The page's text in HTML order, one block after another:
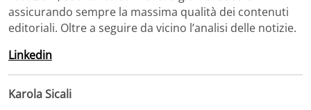
assicurando sempre la massima qualità dei contenuti
editoriali. Oltre a seguire da vicino l’analisi delle notizie.
Linkedin
Karola Sicali